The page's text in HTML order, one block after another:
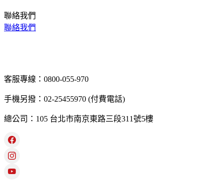
聯絡我們
聯絡我們
客服專線：0800-055-970
手機另撥：02-25455970 (付費電話)
總公司：105 台北市南京東路三段311號5樓